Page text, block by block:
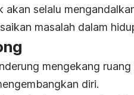
akan selalu
masalah dalam
mengekang ruang
diri.